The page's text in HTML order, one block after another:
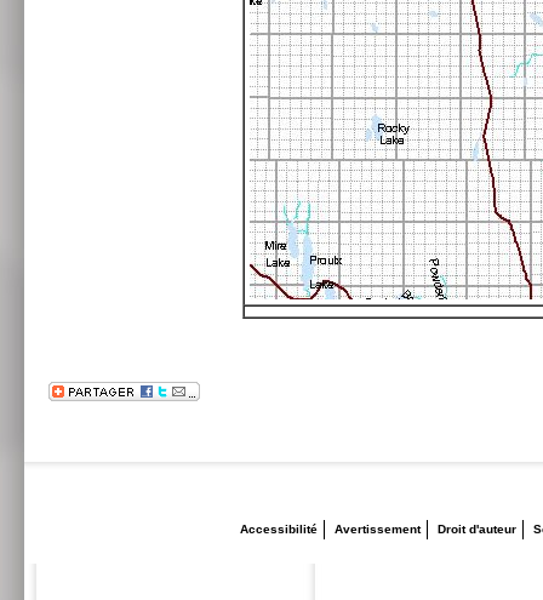
Accessibilité Avertissement Droit d'auteur